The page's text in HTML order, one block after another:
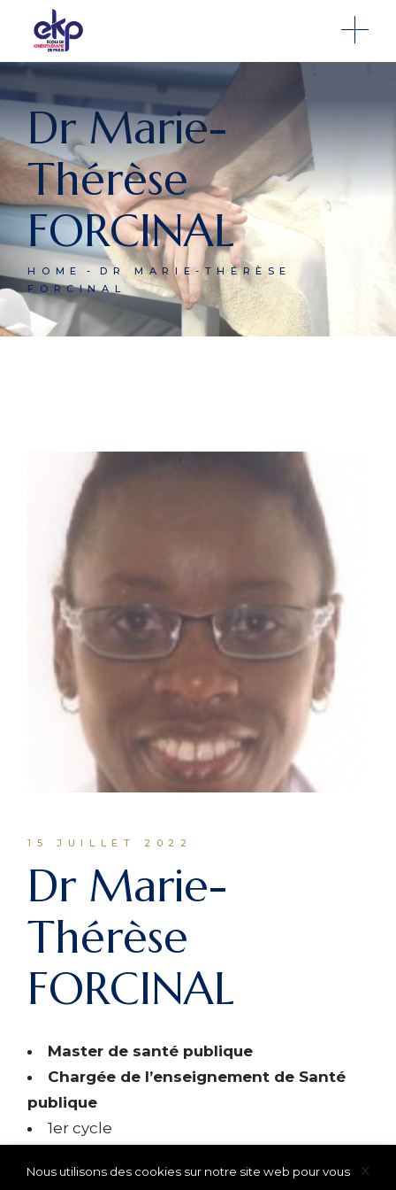
Dr Marie-
Thérèse
FORCINAL
HOME
DR MARIE-THÉRÈSE
FORCINAL
15 JUILLET 2022
Dr Marie-
Thérèse
FORCINAL
Master de santé publique
Chargée de l’enseignement de Santé
publique
1er cycle
X
Nous utilisons des cookies sur notre site web pour vous